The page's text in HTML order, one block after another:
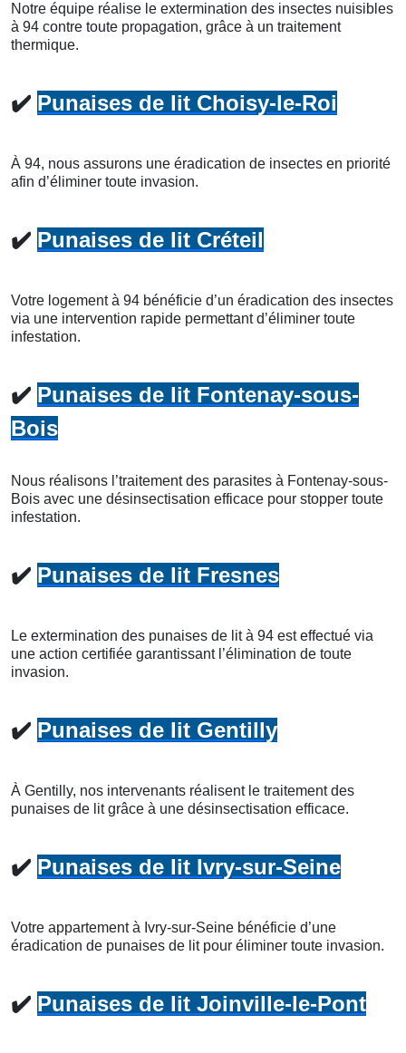
Notre équipe réalise le extermination des insectes nuisibles
à 94 contre toute propagation, grâce à un traitement
thermique.
✔️ Punaises de lit Choisy-le-Roi
À 94, nous assurons une éradication de insectes en priorité
afin d’éliminer toute invasion.
✔️ Punaises de lit Créteil
Votre logement à 94 bénéficie d’un éradication des insectes
via une intervention rapide permettant d’éliminer toute
infestation.
✔️ Punaises de lit Fontenay-sous-
Bois
Nous réalisons l’traitement des parasites à Fontenay-sous-
Bois avec une désinsectisation efficace pour stopper toute
infestation.
✔️ Punaises de lit Fresnes
Le extermination des punaises de lit à 94 est effectué via
une action certifiée garantissant l’élimination de toute
invasion.
✔️ Punaises de lit Gentilly
À Gentilly, nos intervenants réalisent le traitement des
punaises de lit grâce à une désinsectisation efficace.
✔️ Punaises de lit Ivry-sur-Seine
Votre appartement à Ivry-sur-Seine bénéficie d’une
éradication de punaises de lit pour éliminer toute invasion.
✔️ Punaises de lit Joinville-le-Pont